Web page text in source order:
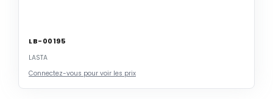
LB-00195
LASTA
Connectez-vous pour voir les prix